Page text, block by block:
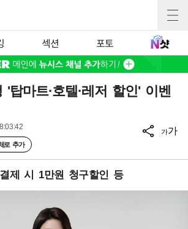
섹션 포토
'탑마트·호텔·레저 할인' 이벤
로 추가
가가
제 시 1만원 청구할인 등